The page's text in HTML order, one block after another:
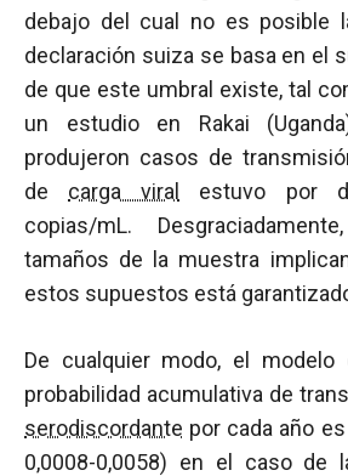
debajo del cual no es posible
declaración suiza se basa en el
de que este umbral existe, tal
un estudio en Rakai
produjeron casos de
de carga viral
estuvo por
copias/mL.
tamaños de la muestra
estos supuestos está
De cualquier modo, el modelo
probabilidad acumulativa de
serodiscordante por cada año
0,0008-0,0058) en el caso de